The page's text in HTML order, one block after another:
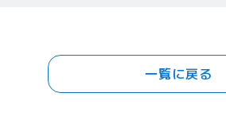
一覧に戻る